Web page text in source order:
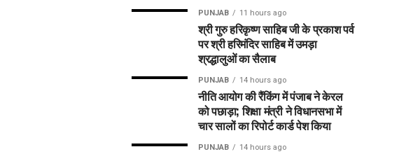
PUNJAB 11 hours ago
श्री गुरु हरिकृष्ण साहिब जी के प्रकाश पर्व
पर श्री हरिमंदिर साहिब में उमड़ा
श्रद्धालुओं का सैलाब
PUNJAB 14 hours ago
नीति आयोग की रैंकिंग में पंजाब ने केरल
को पछाड़ा; शिक्षा मंत्री ने विधानसभा में
चार सालों का रिपोर्ट कार्ड पेश किया
PUNJAB 14 hours ago